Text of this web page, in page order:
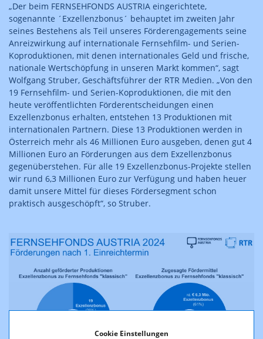
Cookie Einstellungen
„Der beim FERNSEHFONDS AUSTRIA eingerichtete,
sogenannte ´Exzellenzbonus´ behauptet im zweiten Jahr
seines Bestehens als Teil unseres Förderengagements seine
Anreizwirkung auf internationale Fernsehfilm- und Serien-
Koproduktionen, mit denen internationales Geld und frische,
nationale Wertschöpfung in unseren Markt kommen“, sagt
Wolfgang Struber, Geschäftsführer der RTR Medien. „Von den
19 Fernsehfilm- und Serien-Koproduktionen, die mit den
heute veröffentlichten Förderentscheidungen einen
Exzellenzbonus erhalten, entstehen 13 Produktionen mit
internationalen Partnern. Diese 13 Produktionen werden in
Österreich mehr als 46 Millionen Euro ausgeben, denen gut 4
Millionen Euro an Förderungen aus dem Exzellenzbonus
gegenüberstehen. Für alle 19 Exzellenzbonus-Projekte stellen
wir rund 6,3 Millionen Euro zur Verfügung und haben heuer
damit unsere Mittel für dieses Fördersegment schon
praktisch ausgeschöpft“, so Struber.